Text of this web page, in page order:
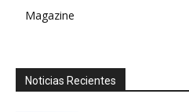
Magazine
Noticias Recientes